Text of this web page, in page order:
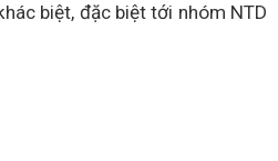
biệt, đặc biệt tới nhóm NTD